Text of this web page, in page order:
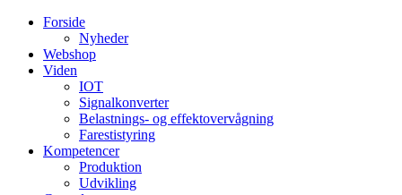
Forside
Nyheder
Webshop
Viden
IOT
Signalkonverter
Belastnings- og effektovervågning
Farestistyring
Kompetencer
Produktion
Udvikling